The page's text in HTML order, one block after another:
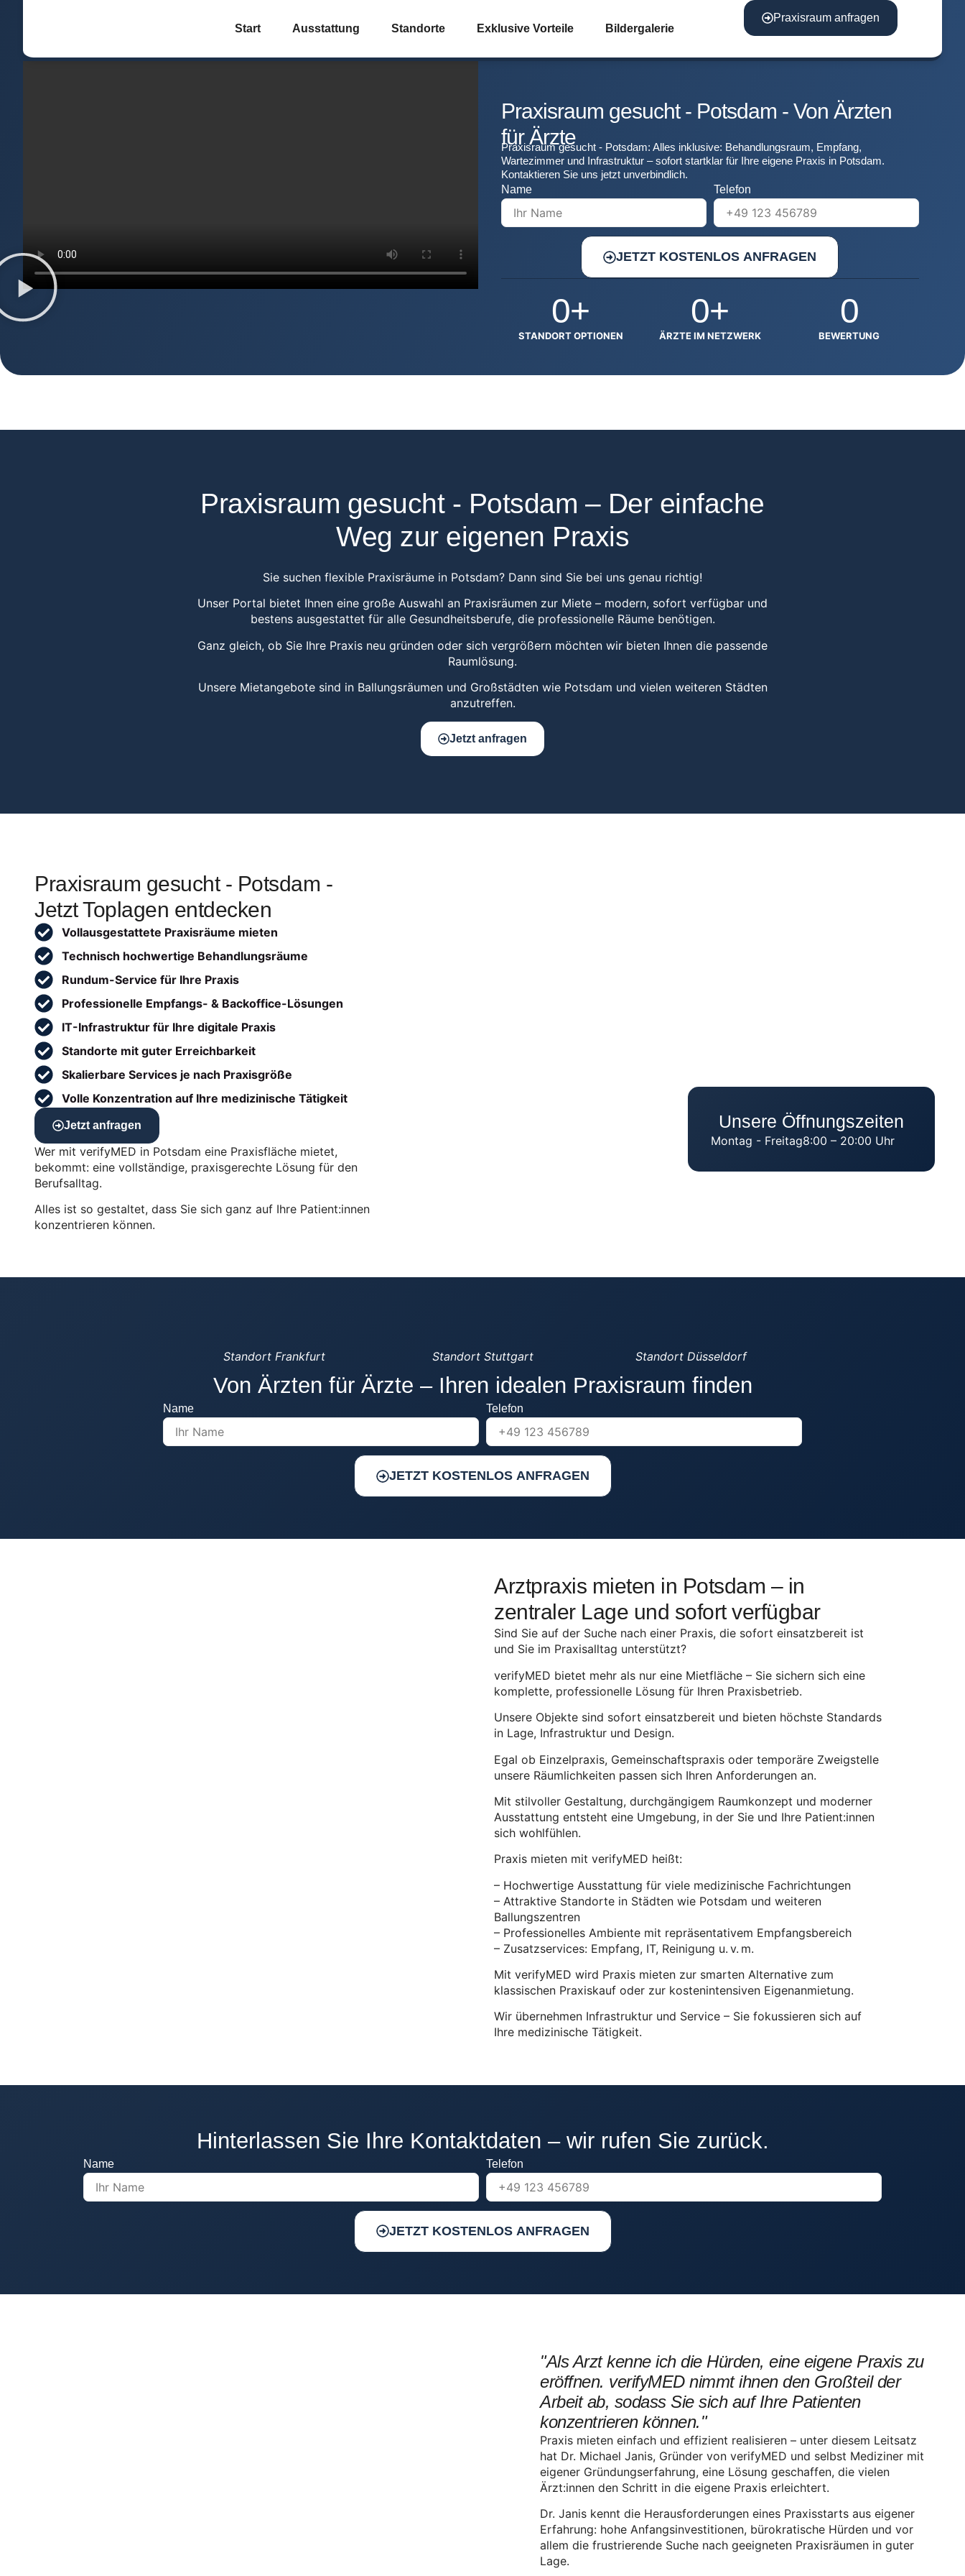
Start Ausstattung Standorte Exklusive Vorteile Bildergalerie
Praxisraum anfragen
Praxisraum gesucht - Potsdam - Von Ärzten
für Ärzte
Praxisraum gesucht - Potsdam: Alles inklusive: Behandlungsraum, Empfang,
Wartezimmer und Infrastruktur – sofort startklar für Ihre eigene Praxis in Potsdam.
Kontaktieren Sie uns jetzt unverbindlich.
Name
Telefon
JETZT KOSTENLOS ANFRAGEN
STANDORT OPTIONEN
0+
ÄRZTE IM NETZWERK
0+
BEWERTUNG
0
Praxisraum gesucht - Potsdam – Der einfache
Weg zur eigenen Praxis
Sie suchen flexible Praxisräume in Potsdam? Dann sind Sie bei uns genau richtig!
Unser Portal bietet Ihnen eine große Auswahl an Praxisräumen zur Miete – modern, sofort verfügbar und
bestens ausgestattet für alle Gesundheitsberufe, die professionelle Räume benötigen.
Ganz gleich, ob Sie Ihre Praxis neu gründen oder sich vergrößern möchten wir bieten Ihnen die passende
Raumlösung.
Unsere Mietangebote sind in Ballungsräumen und Großstädten wie Potsdam und vielen weiteren Städten
anzutreffen.
Jetzt anfragen
Praxisraum gesucht - Potsdam -
Jetzt Toplagen entdecken
Vollausgestattete Praxisräume mieten
Technisch hochwertige Behandlungsräume
Rundum-Service für Ihre Praxis
Professionelle Empfangs- & Backoffice-Lösungen
IT-Infrastruktur für Ihre digitale Praxis
Standorte mit guter Erreichbarkeit
Skalierbare Services je nach Praxisgröße
Volle Konzentration auf Ihre medizinische Tätigkeit
Jetzt anfragen
Wer mit verifyMED in Potsdam eine Praxisfläche mietet,
bekommt: eine vollständige, praxisgerechte Lösung für den
Berufsalltag.
Alles ist so gestaltet, dass Sie sich ganz auf Ihre Patient:innen
konzentrieren können.
Unsere Öffnungszeiten
Montag - Freitag8:00 – 20:00 Uhr
Standort Frankfurt Standort Stuttgart Standort Düsseldorf
Von Ärzten für Ärzte – Ihren idealen Praxisraum finden
Name Telefon
JETZT KOSTENLOS ANFRAGEN
Arztpraxis mieten in Potsdam – in
zentraler Lage und sofort verfügbar
Sind Sie auf der Suche nach einer Praxis, die sofort einsatzbereit ist
und Sie im Praxisalltag unterstützt?
verifyMED bietet mehr als nur eine Mietfläche – Sie sichern sich eine
komplette, professionelle Lösung für Ihren Praxisbetrieb.
Unsere Objekte sind sofort einsatzbereit und bieten höchste Standards
in Lage, Infrastruktur und Design.
Egal ob Einzelpraxis, Gemeinschaftspraxis oder temporäre Zweigstelle
unsere Räumlichkeiten passen sich Ihren Anforderungen an.
Mit stilvoller Gestaltung, durchgängigem Raumkonzept und moderner
Ausstattung entsteht eine Umgebung, in der Sie und Ihre Patient:innen
sich wohlfühlen.
Praxis mieten mit verifyMED heißt:
– Hochwertige Ausstattung für viele medizinische Fachrichtungen
– Attraktive Standorte in Städten wie Potsdam und weiteren
Ballungszentren
– Professionelles Ambiente mit repräsentativem Empfangsbereich
– Zusatzservices: Empfang, IT, Reinigung u. v. m.
Mit verifyMED wird Praxis mieten zur smarten Alternative zum
klassischen Praxiskauf oder zur kostenintensiven Eigenanmietung.
Wir übernehmen Infrastruktur und Service – Sie fokussieren sich auf
Ihre medizinische Tätigkeit.
Hinterlassen Sie Ihre Kontaktdaten – wir rufen Sie zurück.
Name Telefon
JETZT KOSTENLOS ANFRAGEN
"Als Arzt kenne ich die Hürden, eine eigene Praxis zu
eröffnen. verifyMED nimmt ihnen den Großteil der
Arbeit ab, sodass Sie sich auf Ihre Patienten
konzentrieren können."
Praxis mieten einfach und effizient realisieren – unter diesem Leitsatz
hat Dr. Michael Janis, Gründer von verifyMED und selbst Mediziner mit
eigener Gründungserfahrung, eine Lösung geschaffen, die vielen
Ärzt:innen den Schritt in die eigene Praxis erleichtert.
Dr. Janis kennt die Herausforderungen eines Praxisstarts aus eigener
Erfahrung: hohe Anfangsinvestitionen, bürokratische Hürden und vor
allem die frustrierende Suche nach geeigneten Praxisräumen in guter
Lage.